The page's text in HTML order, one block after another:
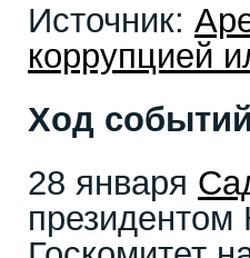
Источник:
коррупцией
Ход событий
28 января
президентом